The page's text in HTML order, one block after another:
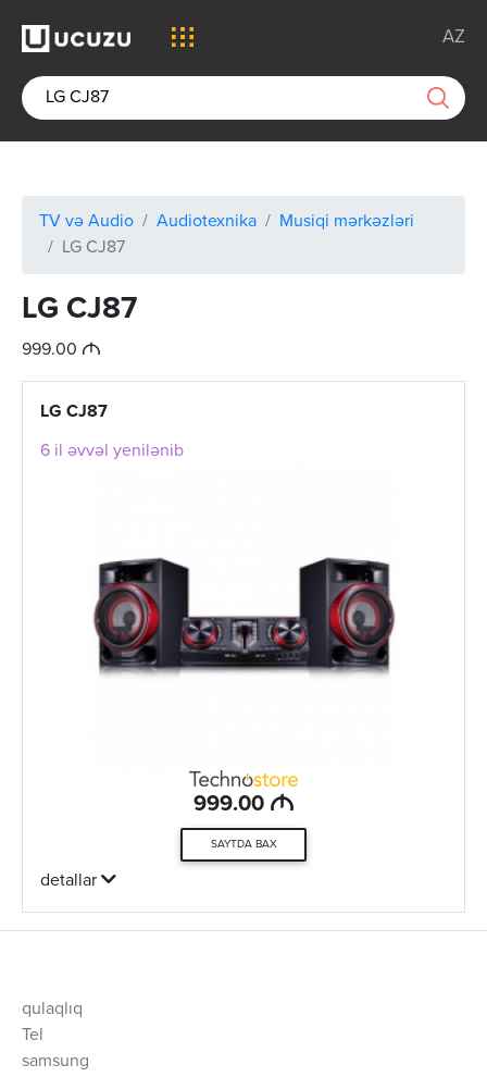
AZ
TV və Audio Audiotexnika
Musiqi mərkəzləri
LG CJ87
LG CJ87
999.00 M
LG CJ87
6 il əvvəl yenilənib
999.00 M
SAYTDA BAX
detallar
qulaqlıq
Tel
samsung